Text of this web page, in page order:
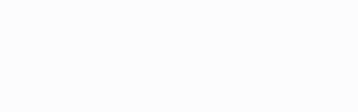
15, escribiendo SOLO una vez tu mensaje con tu